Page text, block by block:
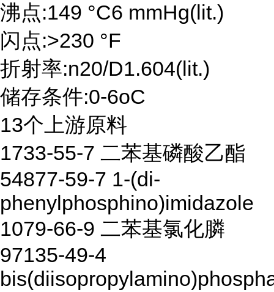
沸点:149 °C6 mmHg(lit.)
闪点:>230 °F
折射率:n20/D1.604(lit.)
储存条件:0-6oC
13个上游原料
1733-55-7 二苯基磷酸乙酯
54877-59-7 1-(di-
phenylphosphino)imidazole
1079-66-9 二苯基氯化膦
97135-49-4